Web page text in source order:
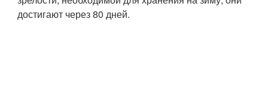
достигают через 80 дней.